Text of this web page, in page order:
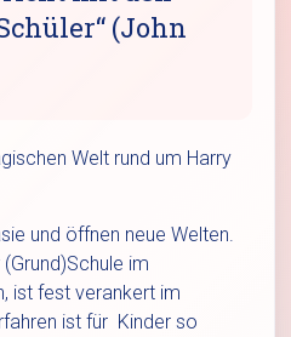
(John
Welt rund um Harry
und öffnen neue Welten.
im
ist fest verankert im
ist für Kinder so